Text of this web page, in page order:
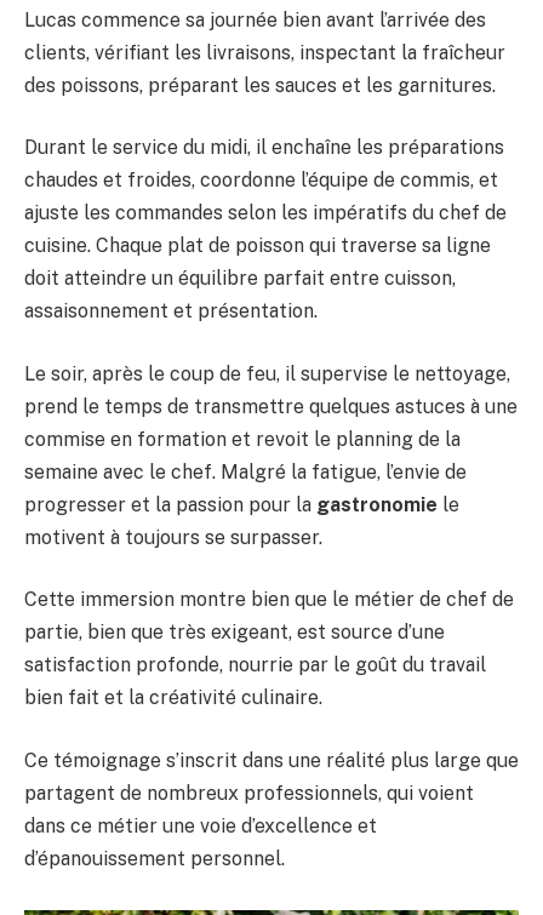
Lucas commence sa journée bien avant l’arrivée des
clients, vérifiant les livraisons, inspectant la fraîcheur
des poissons, préparant les sauces et les garnitures.
Durant le service du midi, il enchaîne les préparations
chaudes et froides, coordonne l’équipe de commis, et
ajuste les commandes selon les impératifs du chef de
cuisine. Chaque plat de poisson qui traverse sa ligne
doit atteindre un équilibre parfait entre cuisson,
assaisonnement et présentation.
Le soir, après le coup de feu, il supervise le nettoyage,
prend le temps de transmettre quelques astuces à une
commise en formation et revoit le planning de la
semaine avec le chef. Malgré la fatigue, l’envie de
progresser et la passion pour la gastronomie le
motivent à toujours se surpasser.
Cette immersion montre bien que le métier de chef de
partie, bien que très exigeant, est source d’une
satisfaction profonde, nourrie par le goût du travail
bien fait et la créativité culinaire.
Ce témoignage s’inscrit dans une réalité plus large que
partagent de nombreux professionnels, qui voient
dans ce métier une voie d’excellence et
d’épanouissement personnel.